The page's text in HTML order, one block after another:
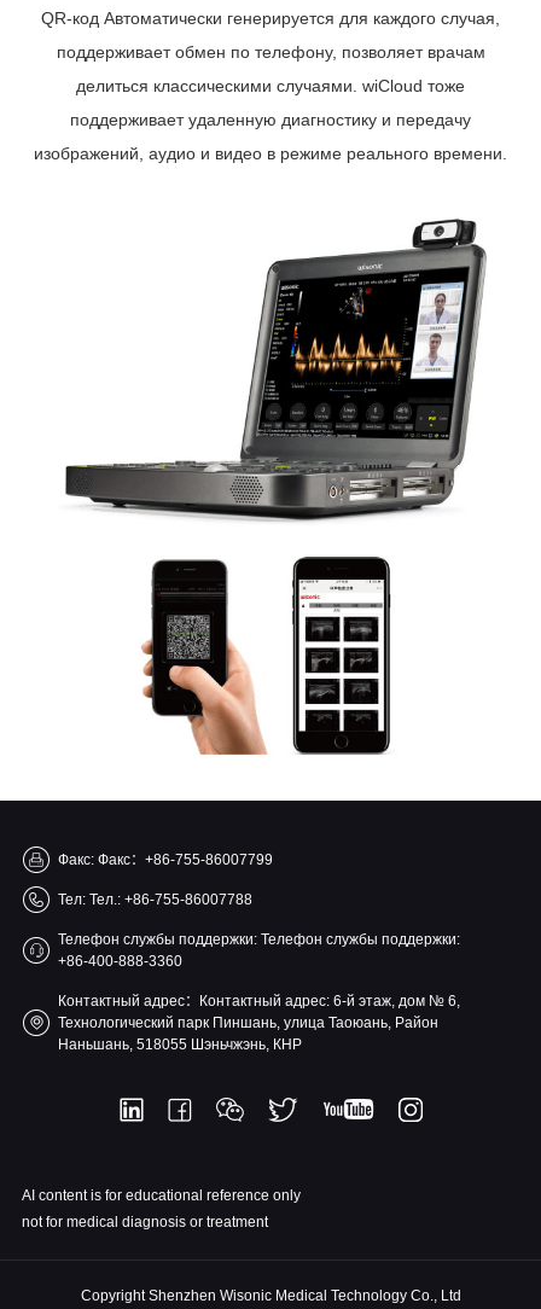
QR-код Автоматически генерируется для каждого случая,
поддерживает обмен по телефону, позволяет врачам
делиться классическими случаями. wiCloud тоже
поддерживает удаленную диагностику и передачу
изображений, аудио и видео в режиме реального времени.
Факс: Факс：+86-755-86007799
Тел: Тел.: +86-755-86007788
Телефон службы поддержки: Телефон службы поддержки:
+86-400-888-3360
Контактный адрес：Контактный адрес: 6-й этаж, дом № 6,
Технологический парк Пиншань, улица Таоюань, Район
Наньшань, 518055 Шэньчжэнь, КНР
AI content is for educational reference only
not for medical diagnosis or treatment
Copyright Shenzhen Wisonic Medical Technology Co., Ltd